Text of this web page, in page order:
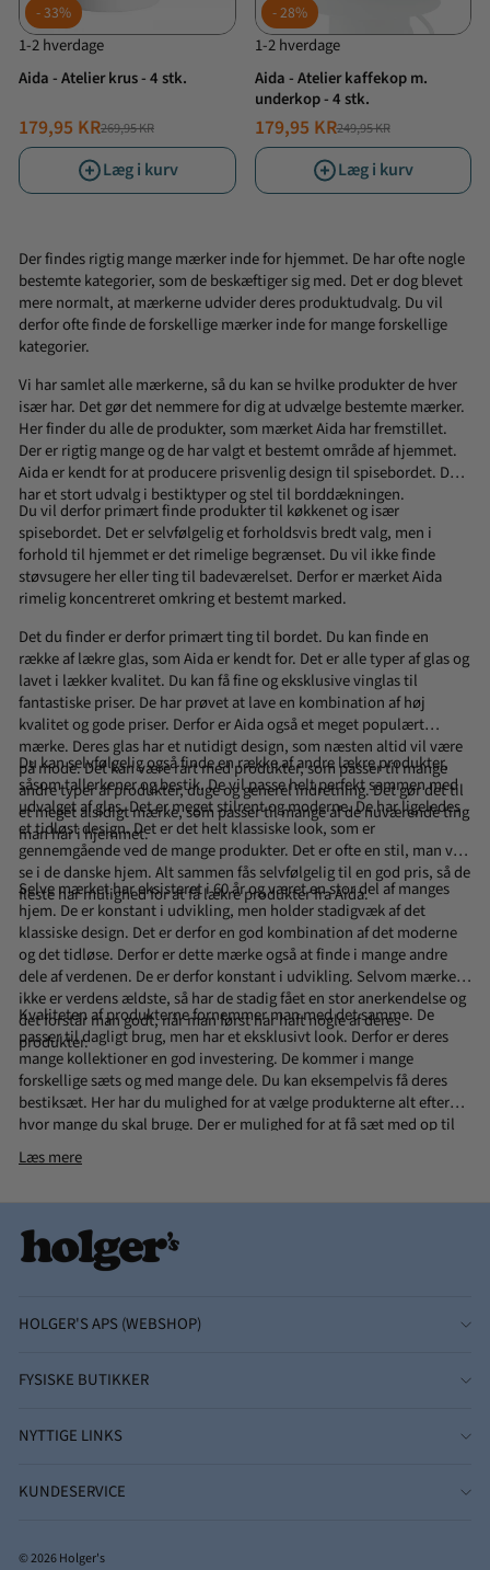
33%
1-2 hverdage
Aida - Atelier krus - 4 stk.
NORMALPRIS269,95 KR
TILBUDSPRIS
179,95 KR
Læg i kurv
28%
1-2 hverdage
Aida - Atelier kaffekop m.
underkop - 4 stk.
NORMALPRIS249,95 KR
TILBUDSPRIS
179,95 KR
Læg i kurv
Der findes rigtig mange mærker inde for hjemmet. De har ofte nogle
bestemte kategorier, som de beskæftiger sig med. Det er dog blevet
mere normalt, at mærkerne udvider deres produktudvalg. Du vil
derfor ofte finde de forskellige mærker inde for mange forskellige
kategorier.
Vi har samlet alle mærkerne, så du kan se hvilke produkter de hver
især har. Det gør det nemmere for dig at udvælge bestemte mærker.
Her finder du alle de produkter, som mærket Aida har fremstillet.
Der er rigtig mange og de har valgt et bestemt område af hjemmet.
Aida er kendt for at producere prisvenlig design til spisebordet. De
har et stort udvalg i bestiktyper og stel til borddækningen.
Du vil derfor primært finde produkter til køkkenet og især
spisebordet. Det er selvfølgelig et forholdsvis bredt valg, men i
forhold til hjemmet er det rimelige begrænset. Du vil ikke finde
støvsugere her eller ting til badeværelset. Derfor er mærket Aida
rimelig koncentreret omkring et bestemt marked.
Det du finder er derfor primært ting til bordet. Du kan finde en
række af lækreglas, som Aida er kendt for. Det er alle typer af glas og
lavet i lækker kvalitet. Du kan få fine og eksklusive vinglas til
fantastiske priser. De har prøvet at lave en kombination af høj
kvalitet og gode priser. Derfor er Aida også et meget populært
mærke. Deres glas har et nutidigt design, som næsten altid vil være
på mode. Det kan være rart med produkter, som passer til mange
andre typer af produkter, duge og generel indretning. Det gør det til
et meget alsidigt mærke, som passer til mange af de nuværende ting
man har i hjemmet.
Du kan selvfølgelig også finde en række af andre lækre produkter,
såsomtallerkenerogbestik.De vil passe helt perfekt sammen med
udvalget af glas. Det er meget stilrent og moderne. De har ligeledes
et tidløst design. Det er det helt klassiske look, som er
gennemgående ved de mange produkter. Det er ofte en stil, man vil
se i de danske hjem. Alt sammen fås selvfølgelig til en god pris, så de
fleste har mulighed for at få lækre produkter fra Aida.
Selve mærket har eksisteret i 60 år og været en stor del af manges
hjem. De er konstant i udvikling, men holder stadigvæk af det
klassiske design. Det er derfor en god kombination af det moderne
og det tidløse. Derfor er dette mærke også at finde i mange andre
dele af verdenen. De er derfor konstant i udvikling. Selvom mærket
ikke er verdens ældste, så har de stadig fået en stor anerkendelse og
det forstår man godt, når man først har haft nogle af deres
produkter.
Kvaliteten af produkterne fornemmer man med det samme. De
passer til dagligt brug, men har et eksklusivt look. Derfor er deres
mange kollektioner en god investering. De kommer i mange
forskellige sæts og med mange dele. Du kan eksempelvis få deres
bestiksæt. Her har du mulighed for at vælge produkterne alt efter
hvor mange du skal bruge. Der er mulighed for at få sæt med op til
100 dele. Der burde derfor være rig mulighed for at få det antal af
produkter man ønsker.
Læs mere
HOLGER'S APS (WEBSHOP)
FYSISKE BUTIKKER
NYTTIGE LINKS
KUNDESERVICE
© 2026 Holger's